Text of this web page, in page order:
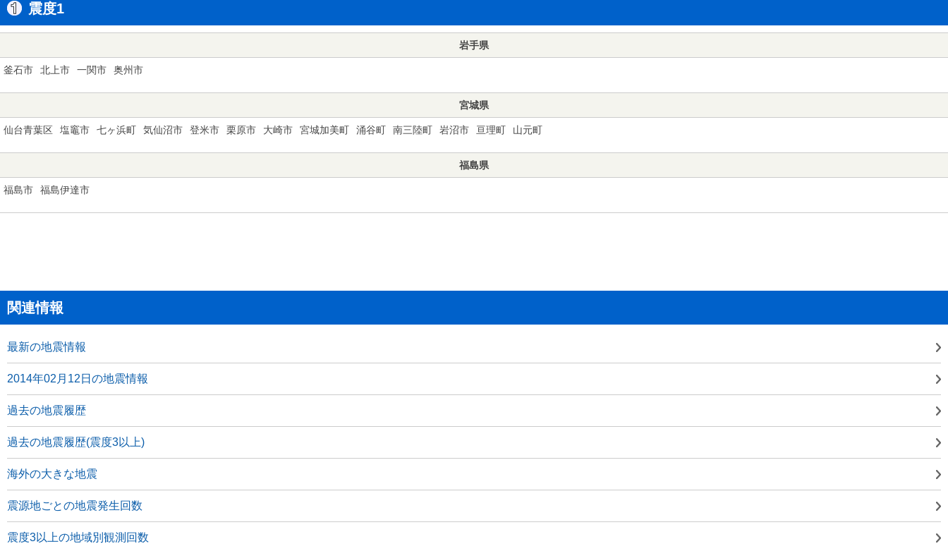
震度1
岩手県
釜石市 北上市 一関市 奥州市
宮城県
仙台青葉区 塩竈市 七ヶ浜町 気仙沼市 登米市 栗原市 大崎市 宮城加美町 涌谷町 南三陸町 岩沼市 亘理町 山元町
福島県
福島市 福島伊達市
関連情報
最新の地震情報
2014年02月12日の地震情報
過去の地震履歴
過去の地震履歴(震度3以上)
海外の大きな地震
震源地ごとの地震発生回数
震度3以上の地域別観測回数